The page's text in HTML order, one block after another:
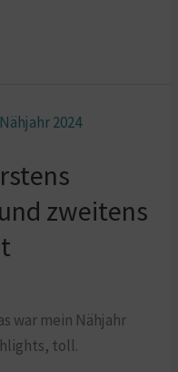
zweitens
war mein Nähjahr
toll.